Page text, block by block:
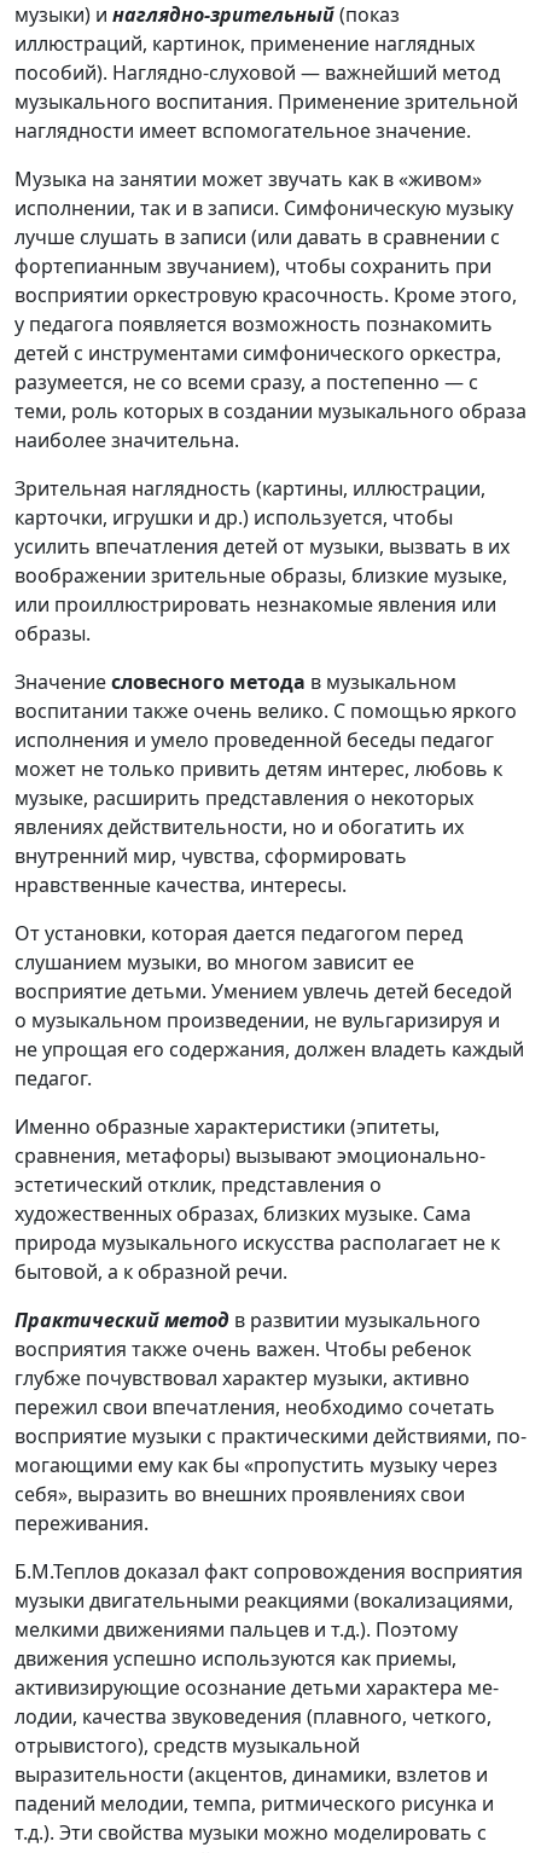
музыки) и нагляд­но-зрительный(показ
иллюстраций, картинок, применение наглядных
пособий). Наглядно-слуховой — важнейший метод
музыкального воспитания. Применение зрительной
наглядно­сти имеет вспомогательное значение.
Музыка на занятии может звучать как в «живом»
исполнении, так и в записи. Симфоническую музыку
лучше слушать в записи (или давать в сравнении с
фортепианным звучанием), чтобы сохранить при
восприятии оркестровую красочность. Кроме этого,
у педагога появляется возможность познакомить
детей с инструментами симфонического оркестра,
разумеется, не со всеми сразу, а по­степенно — с
теми, роль которых в создании музыкального об­раза
наиболее значительна.
Зрительная наглядность (картины, иллюстрации,
карточки, игрушки и др.) используется, чтобы
усилить впечатления детей от музыки, вызвать в их
воображении зрительные образы, близ­кие музыке,
или проиллюстрировать незнакомые явления или
образы.
Значениесловесного метода в музыкальном
воспитании так­же очень велико. С помощью яркого
испол­нения и умело проведенной беседы педагог
может не только привить детям интерес, любовь к
музыке, расширить представ­ления о некоторых
явлениях действительности, но и обогатить их
внутренний мир, чувства, сформировать
нравственные каче­ства, интересы.
От установки, которая дается педагогом перед
слушанием музыки, во многом зависит ее
восприятие детьми. Умением ув­лечь детей беседой
о музыкальном произведении, не вуль­гаризируя и
не упрощая его содержания, должен владеть каждый
педагог.
Именно образные характеристики (эпитеты,
сравнения, мета­форы) вызывают эмоционально-
эстетический отклик, пред­ставления о
художественных образах, близких музыке. Сама
природа музыкального искусства располагает не к
бытовой, а к образной речи.
Практический метод в развитии музыкального
восприятия также очень важен. Чтобы ребенок
глубже почувствовал харак­тер музыки, активно
пережил свои впечатления, необходимо сочетать
восприятие музыки с практическими действиями, по­
могающими ему как бы «пропустить музыку через
себя», выра­зить во внешних проявлениях свои
переживания.
Б.М.Теплов доказал факт сопровождения восприятия
музыки двигательными реакциями (вокализациями,
мелкими движени­ями пальцев и т.д.). Поэтому
движения успешно используются как приемы,
активизирующие осознание детьми характера ме­
лодии, качества звуковедения (плавного, четкого,
отрывисто­го), средств музыкальной
выразительности (акцентов, динами­ки, взлетов и
падений мелодии, темпа, ритмического рисунка и
т.д.). Эти свойства музыки можно моделировать с